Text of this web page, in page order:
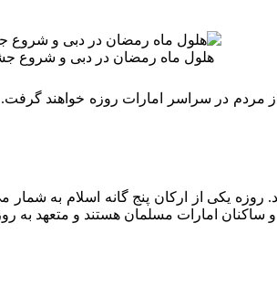
هلول ماه رمضان در دبی و شروع
از مردم در سراسر امارات روزه خواهند
یکی از ارکان پنج گانه اسلام به
امارات مسلمان هستند و متعهد به